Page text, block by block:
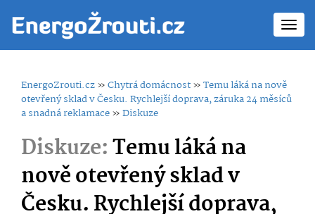
EnergoZrouti.cz»Chytrá domácnost»Temu láká na nově
otevřený sklad v Česku. Rychlejší doprava, záruka 24 měsíců
a snadná reklamace»Diskuze
Diskuze:Temu láká na
nově otevřený sklad v
Česku. Rychlejší doprava,